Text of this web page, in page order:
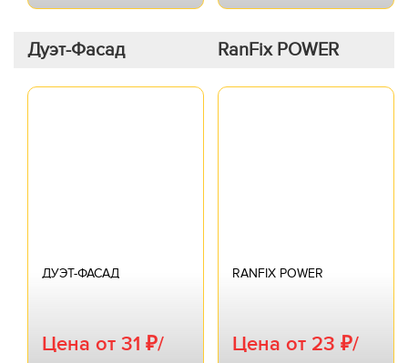
Дуэт-Фасад
ДУЭТ-ФАСАД
Цена от 31 ₽/
RanFix POWER
RANFIX POWER
Цена от 23 ₽/